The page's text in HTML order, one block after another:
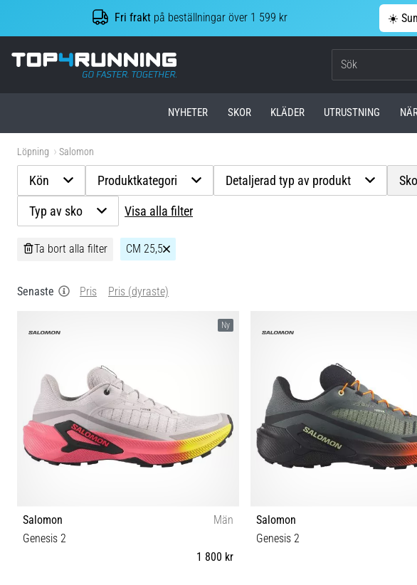
Fri frakt på beställningar över 1 599 kr ☀️
Top4Running.se
NYHETER SKOR KLÄDER UTRUSTNING
Löpning Salomon
Kön Produktkategori Detaljerad typ av produkt
Typ av sko Visa alla filter
Ta bort alla filter CM 25,5
Senaste Pris Pris (dyraste)
Ny
Salomon
Män
Genesis 2
1 800 kr
Salomon
Genesis 2